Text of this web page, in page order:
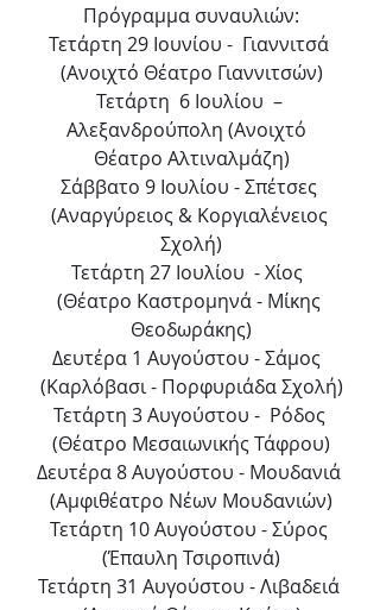
Πρόγραμμα συναυλιών:
Τετάρτη 29 Ιουνίου -  Γιαννιτσά
(Ανοιχτό Θέατρο Γιαννιτσών)
Τετάρτη  6 Ιουλίου  –
Αλεξανδρούπολη (Ανοιχτό
Θέατρο Αλτιναλμάζη)
Σάββατο 9 Ιουλίου - Σπέτσες
(Αναργύρειος & Κοργιαλένειος
Σχολή)
Τετάρτη 27 Ιουλίου  - Χίος
(Θέατρο Καστρομηνά - Μίκης
Θεοδωράκης)
Δευτέρα 1 Αυγούστου - Σάμος
(Καρλόβασι - Πορφυριάδα Σχολή)
Τετάρτη 3 Αυγούστου -  Ρόδος
(Θέατρο Μεσαιωνικής Τάφρου)
Δευτέρα 8 Αυγούστου - Μουδανιά
(Αμφιθέατρο Νέων Μουδανιών)
Τετάρτη 10 Αυγούστου - Σύρος
(Έπαυλη Τσιροπινά)
Τετάρτη 31 Αυγούστου - Λιβαδειά